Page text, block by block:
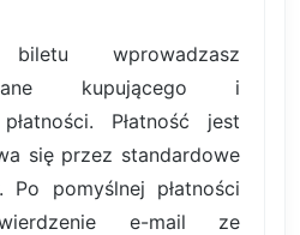
wprowadzasz
kupującego i
Płatność jest
się przez standardowe
Po pomyślnej płatności
e-mail ze